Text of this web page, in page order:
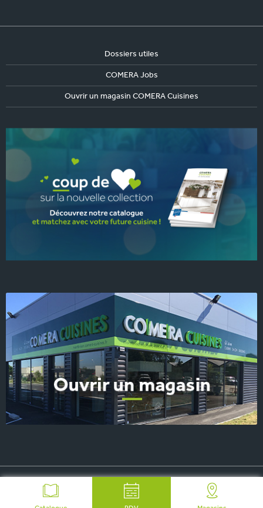
Dossiers utiles
COMERA Jobs
Ouvrir un magasin COMERA Cuisines
© 2026 COMERA Cuisines, tous droits réservés Plan du site
-FAQ